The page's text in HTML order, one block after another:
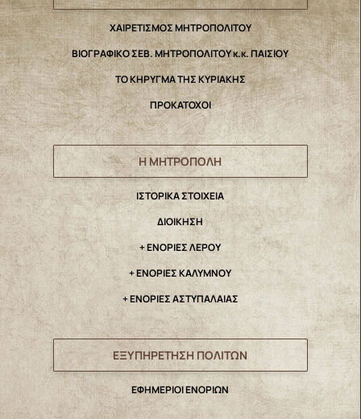
ΧΑΙΡΕΤΙΣΜΟΣ ΜΗΤΡΟΠΟΛΙΤΟΥ
ΒΙΟΓΡΑΦΙΚΟ ΣΕΒ. ΜΗΤΡΟΠΟΛΙΤΟΥ κ.κ. ΠΑΙΣΙΟΥ
ΤΟ ΚΗΡΥΓΜΑ ΤΗΣ ΚΥΡΙΑΚΗΣ
ΠΡΟΚΑΤΟΧΟΙ
Η ΜΗΤΡΟΠΟΛΗ
IΣΤΟΡΙΚΑ ΣΤΟΙΧΕΙΑ
ΔΙΟΙΚΗΣΗ
+ ΕΝΟΡΙΕΣ ΛΕΡΟΥ
+ ΕΝΟΡΙΕΣ ΚΑΛΥΜΝΟΥ
+ ΕΝΟΡΙΕΣ ΑΣΤΥΠΑΛΑΙΑΣ
ΕΞΥΠΗΡΕΤΗΣΗ ΠΟΛΙΤΩΝ
ΕΦΗΜΕΡΙΟΙ ΕΝΟΡΙΩΝ